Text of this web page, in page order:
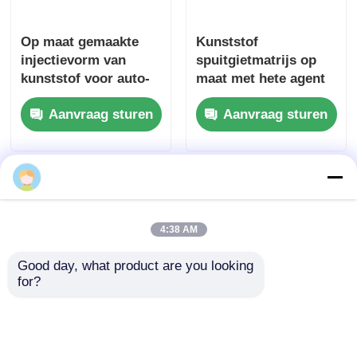
Mal losschroeven
Overmoldingsinjectie het Vormen
plastic vormcomponenten
Op maat gemaakte
injectievorm van
kunststof voor auto-
onderdelen met 1100T
machine tonnage en
ISO 9001:2008
certificering
Aanvraag sturen
Kunststof
spuitgietmatrijs op
maat met hete agent
en
spiegelpoetsmiddel
voor auto-
onderdelenvorm
Aanvraag sturen
4:38 AM
Good day, what product are you looking
for?